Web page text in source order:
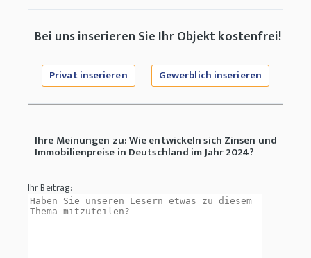
Bei uns inserieren Sie Ihr Objekt kostenfrei!
Privat inserieren Gewerblich inserieren
Ihre Meinungen zu: Wie entwickeln sich Zinsen und
Immobilienpreise in Deutschland im Jahr 2024?
Ihr Beitrag: